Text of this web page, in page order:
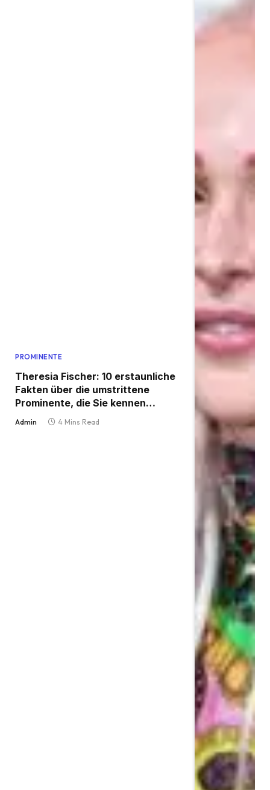
PROMINENTE
Theresia Fischer: 10 erstaunliche
Fakten über die umstrittene
Prominente, die Sie kennen
müssen
Admin 4 Mins Read